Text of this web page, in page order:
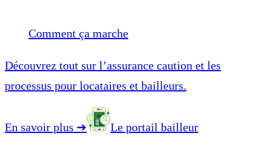
Comment ça marche
Découvrez tout sur l’assurance caution et les
processus pour locataires et bailleurs.
En savoir plus ➔ Le portail bailleur